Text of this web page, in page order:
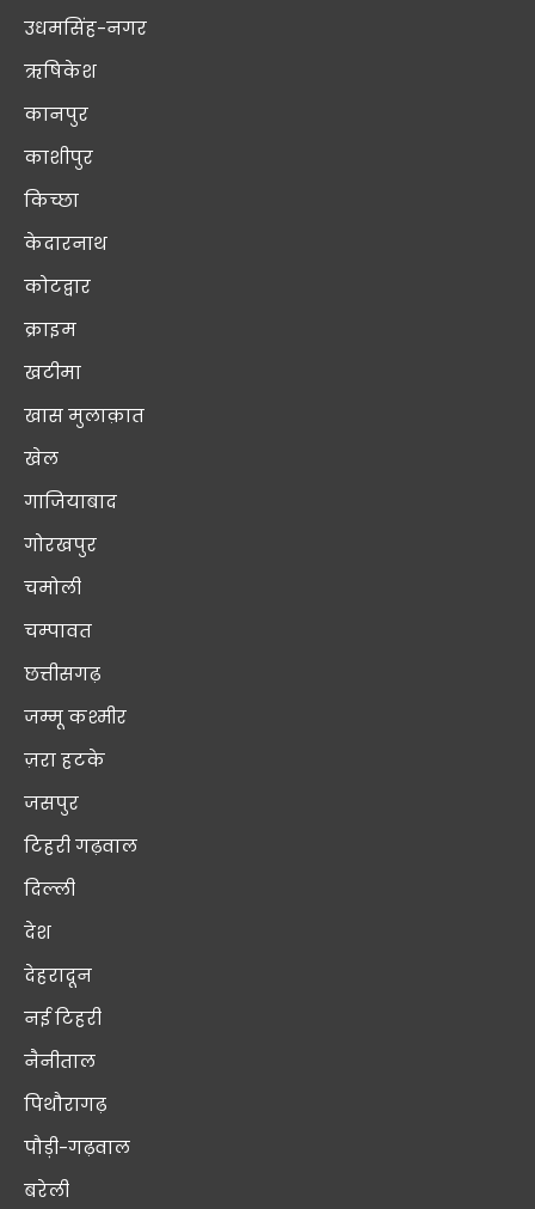
उधमसिंह-नगर
ऋषिकेश
कानपुर
काशीपुर
किच्छा
केदारनाथ
कोटद्वार
क्राइम
खटीमा
खास मुलाक़ात
खेल
गाजियाबाद
गोरखपुर
चमोली
चम्पावत
छत्तीसगढ़
जम्मू कश्मीर
ज़रा हटके
जसपुर
टिहरी गढ़वाल
दिल्ली
देश
देहरादून
नई टिहरी
नैनीताल
पिथौरागढ़
पौड़ी-गढ़वाल
बरेली